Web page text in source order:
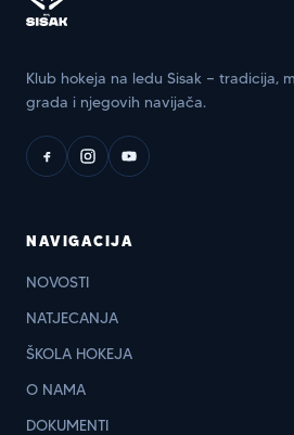
Klub hokeja na ledu Sisak — tradicija,
grada i njegovih navijača.
NAVIGACIJA
NOVOSTI
NATJECANJA
ŠKOLA HOKEJA
O NAMA
DOKUMENTI